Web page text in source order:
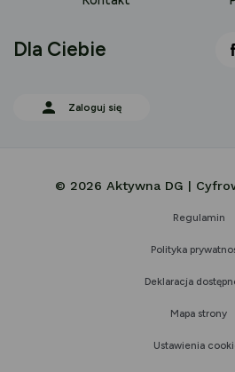
Dla Ciebie
Zaloguj się
© 2026 Aktywna DG |
Regulamin
Polityka
Deklaracja
Mapa strony
Ustawienia